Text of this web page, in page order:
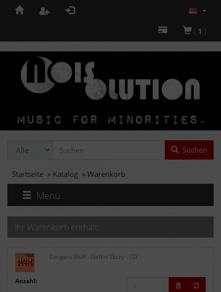
( 1 )
Suchen
Startseite » Katalog » Warenkorb
Menü
Ihr Warenkorb enthält:
Coogans Bluff - Gettin' Dizzy - CD
Anzahl: